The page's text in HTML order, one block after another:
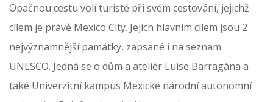
Opačnou cestu volí turisté při svém cestování, jejichž
cílem je právě Mexico City. Jejich hlavním cílem jsou 2
nejvýznamnější památky, zapsané i na seznam
UNESCO. Jedná se o dům a ateliér Luise Barragána a
také Univerzitní kampus Mexické národní autonomní